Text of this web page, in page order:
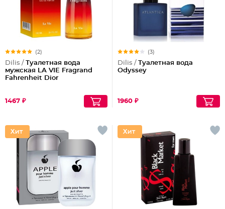
(2)
Dilis / Туалетная вода
мужская LA VIE Fragrand
Fahrenheit Dior
1467 ₽
(3)
Dilis / Туалетная вода
Odyssey
1960 ₽